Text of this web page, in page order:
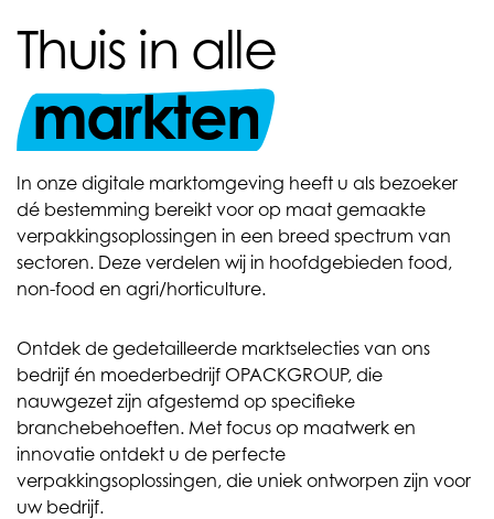
Thuis in alle
markten
In onze digitale marktomgeving heeft u als bezoeker
dé bestemming bereikt voor op maat gemaakte
verpakkingsoplossingen in een breed spectrum van
sectoren. Deze verdelen wij in hoofdgebieden food,
non-food en agri/horticulture.
Ontdek de gedetailleerde marktselecties van ons
bedrijf én moederbedrijf OPACKGROUP, die
nauwgezet zijn afgestemd op specifieke
branchebehoeften. Met focus op maatwerk en
innovatie ontdekt u de perfecte
verpakkingsoplossingen, die uniek ontworpen zijn voor
uw bedrijf.